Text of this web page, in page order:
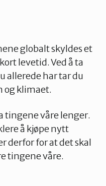
globalt skyldes et
levetid. Ved å ta
allerede har tar du
og klimaet.
tingene våre lenger.
å kjøpe nytt
derfor for at det skal
tingene våre.